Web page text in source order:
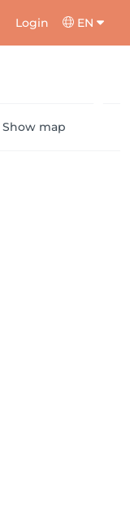
Login EN
Show map